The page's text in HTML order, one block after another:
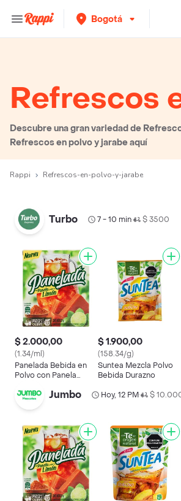
Bogotá
Refrescos
Descubre una gran variedad de
Refrescos en polvo y jarabe aquí
Rappi Refrescos-en-polvo-y-jarabe
Turbo 7 - 10 min• $ 3500
$ 2.000,00
(1.34/ml)
Panelada Bebida en
Polvo con Panela
$ 1.900,00
(158.34/g)
Suntea Mezcla Polvo
Bebida Durazno
Jumbo Hoy, 12 PM• $